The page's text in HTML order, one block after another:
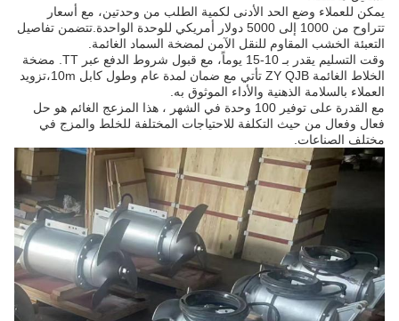
يمكن للعملاء وضع الحد الأدنى لكمية الطلب من وحدتين، مع أسعار
تتراوح من 1000 إلى 5000 دولار أمريكي للوحدة الواحدة.تتضمن تفاصيل
التعبئة الخشب المقاوم للنقل الآمن لمضخة السماد الغائمة.
وقت التسليم يقدر بـ 10-15 يوماً، مع قبول شروط الدفع عبر TT. مضخة
الخلاط الغائمة ZY QJB تأتي مع ضمان لمدة عام وطول كابل 10m،تزويد
العملاء بالسلامة الذهنية والأداء الموثوق به.
مع القدرة على توفير 100 وحدة في الشهر ، هذا المزعج الغائم هو حل
فعال وفعال من حيث التكلفة للاحتياجات المختلفة للخلط والمزج في
مختلف الصناعات.